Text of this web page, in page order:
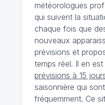
météorologues
qui suivent la
chaque fois que
nouveaux
prévisions et
temps réel. Il en
prévisions à 15
saisonnière qui
fréquemment. Ce